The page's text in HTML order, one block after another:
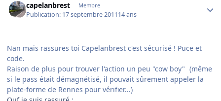
capelanbrest Membre
Publication: 17 septembre 201114 ans
Nan mais rassures toi Capelanbrest c'est sécurisé ! Puce et
code.
Raison de plus pour trouver l'action un peu "cow boy" (même
si le pass était démagnétisé, il pouvait sûrement appeler la
plate-forme de Rennes pour vérifier...)